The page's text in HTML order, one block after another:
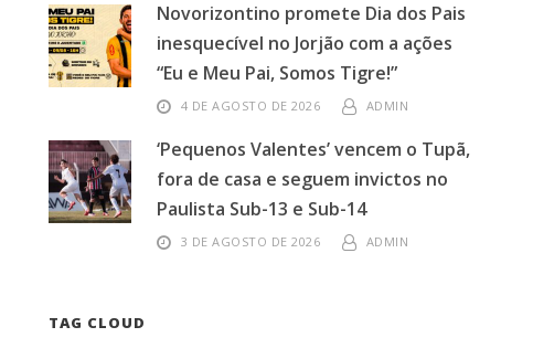
Novorizontino promete Dia dos Pais
inesquecível no Jorjão com a ações
“Eu e Meu Pai, Somos Tigre!”
4 DE AGOSTO DE 2026 ADMIN
‘Pequenos Valentes’ vencem o Tupã,
fora de casa e seguem invictos no
Paulista Sub-13 e Sub-14
3 DE AGOSTO DE 2026 ADMIN
TAG CLOUD